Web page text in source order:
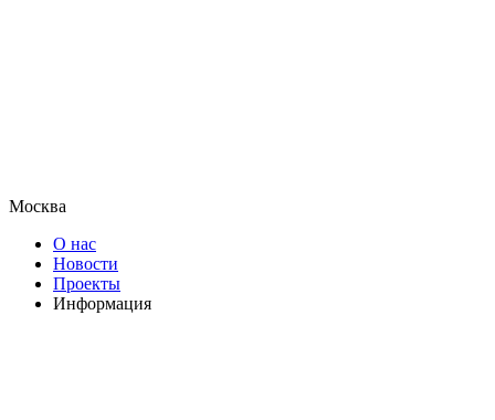
Москва
О нас
Новости
Проекты
Информация